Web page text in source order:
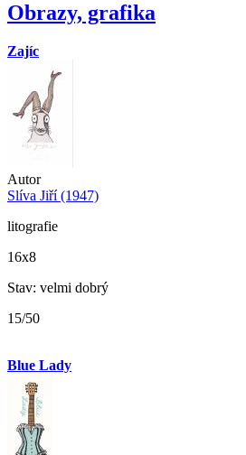
Obrazy, grafika
Zajíc
Autor
Slíva Jiří (1947)
litografie
16x8
Stav: velmi dobrý
15/50
Blue Lady